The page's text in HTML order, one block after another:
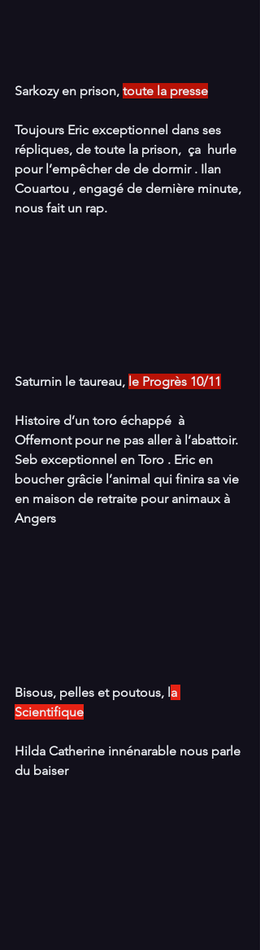
Sarkozy en prison, toute la presse
Toujours Eric exceptionnel dans ses
répliques, de toute la prison,  ça  hurle
pour l’empêcher de de dormir . Ilan
Couartou , engagé de dernière minute,
nous fait un rap.
Saturnin le taureau, le Progrès 10/11
Histoire d’un toro échappé  à
Offemont pour ne pas aller à l’abattoir.
Seb exceptionnel en Toro . Eric en
boucher grâcie l’animal qui finira sa vie
en maison de retraite pour animaux à
Angers
Bisous, pelles et poutous, la
Scientifique
Hilda Catherine innénarable nous parle
du baiser